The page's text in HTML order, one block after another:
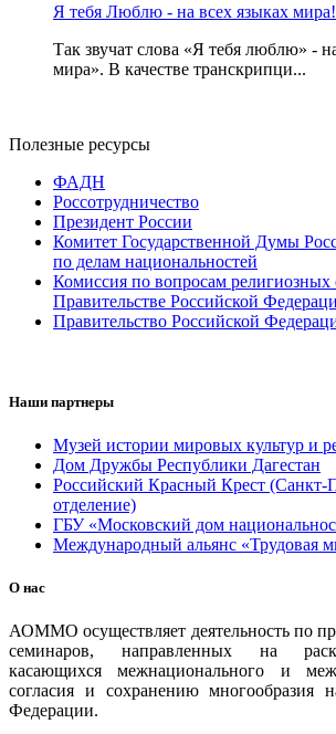
Я тебя Люблю - на всех языках мира!
Так звучат слова «Я тебя люблю» -
мира». В качестве транскрипци...
Полезные ресурсы
ФАДН
Россотрудничество
Президент России
Комитет Государственной Думы
по делам национальностей
Комиссия по вопросам
Правительстве Российской
Правительство Российской
Наши партнеры
Музей истории мировых культур и
Дом Дружбы Республики Дагестан
Российский Красный Крест (Санкт-
отделение)
ГБУ «Московский дом
Международный альянс «Трудовая
О нас
АОММО осуществляет деятельность по
семинаров, направленных на
касающихся межнационального и
согласия и сохранению многообразия
Федерации.